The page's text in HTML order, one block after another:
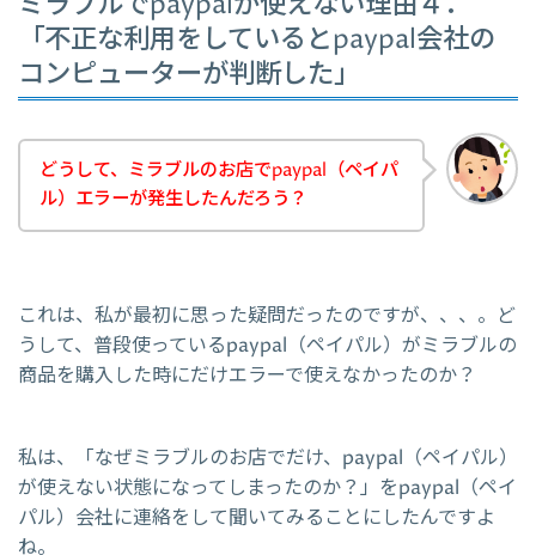
「不正な利用をしているとpaypal会社の
コンピューターが判断した」
どうして、ミラブルのお店でpaypal（ペイパ
ル）エラーが発生したんだろう？
これは、私が最初に思った疑問だったのですが、、、。ど
うして、普段使っているpaypal（ペイパル）がミラブルの
商品を購入した時にだけエラーで使えなかったのか？
私は、「なぜミラブルのお店でだけ、paypal（ペイパル）
が使えない状態になってしまったのか？」をpaypal（ペイ
パル）会社に連絡をして聞いてみることにしたんですよ
ね。